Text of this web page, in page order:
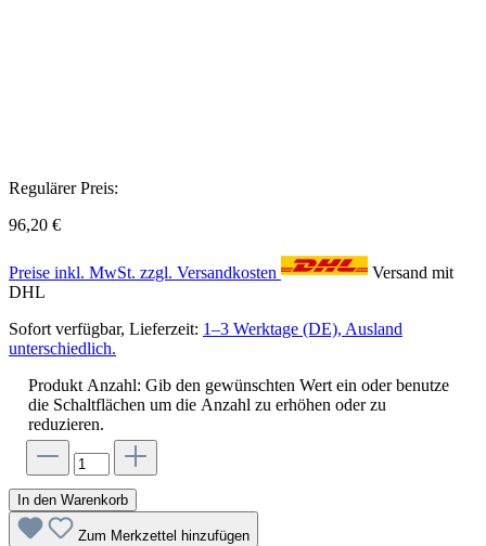
Regulärer Preis:
96,20 €
Preise inkl. MwSt. zzgl. Versandkosten
Versand mit
DHL
Sofort verfügbar, Lieferzeit: 1–3 Werktage (DE), Ausland
unterschiedlich.
Produkt Anzahl: Gib den gewünschten Wert ein oder benutze
die Schaltflächen um die Anzahl zu erhöhen oder zu
reduzieren.
In den Warenkorb
Zum Merkzettel hinzufügen